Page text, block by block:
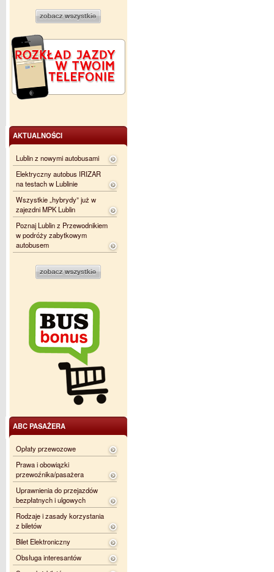
AKTUALNOŚCI
Lublin z nowymi autobusami
Elektryczny autobus IRIZAR
na testach w Lublinie
Wszystkie „hybrydy” już w
zajezdni MPK Lublin
Poznaj Lublin z Przewodnikiem
w podróży zabytkowym
autobusem
ABC PASAŻERA
Opłaty przewozowe
Prawa i obowiązki
przewoźnika/pasażera
Uprawnienia do przejazdów
bezpłatnych i ulgowych
Rodzaje i zasady korzystania
z biletów
Bilet Elektroniczny
Obsługa interesantów